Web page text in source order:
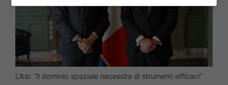
L’Asi: “Il dominio spaziale necessita di strumenti efficaci”